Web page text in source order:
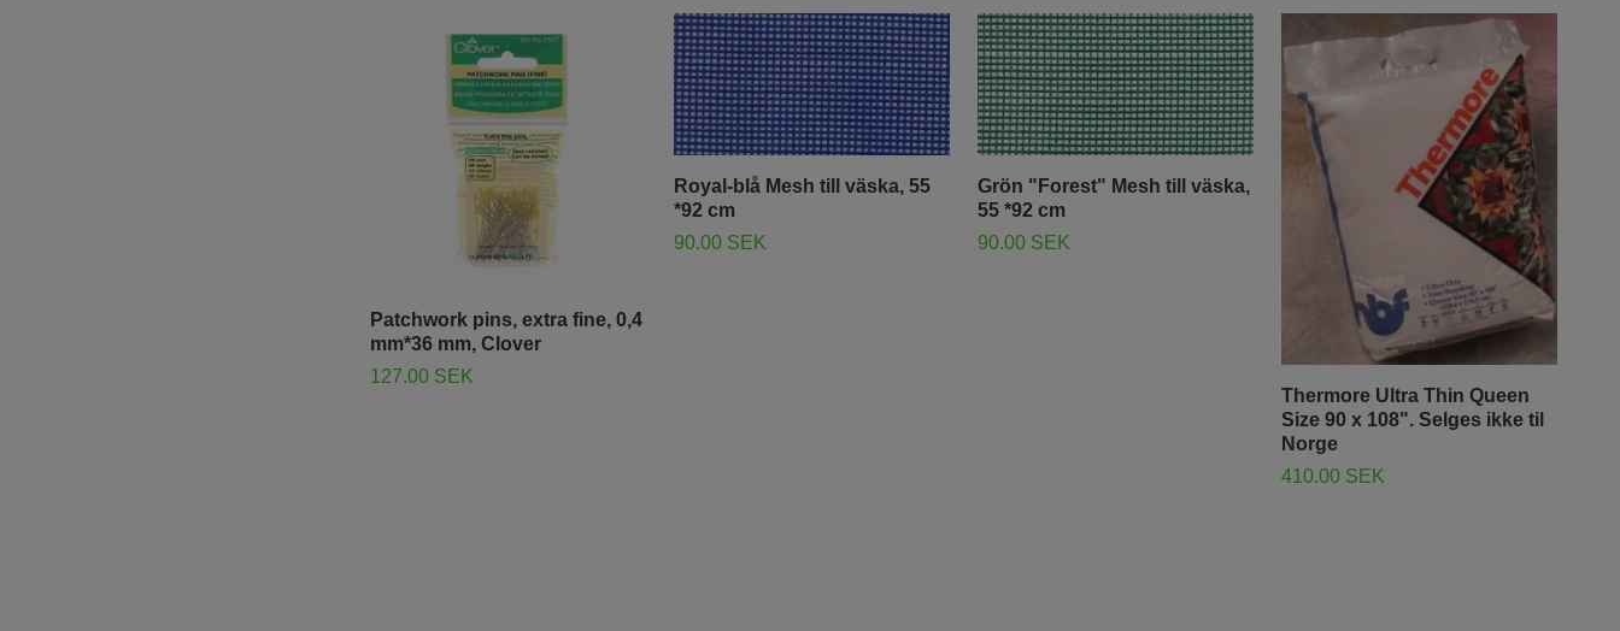
Patchwork pins, extra fine, 0,4
mm*36 mm, Clover
127.00 SEK
Royal-blå Mesh till väska, 55
*92 cm
90.00 SEK
Grön "Forest" Mesh till väska,
55 *92 cm
90.00 SEK
Thermore Ultra Thin Queen
Size 90 x 108". Selges ikke til
Norge
410.00 SEK